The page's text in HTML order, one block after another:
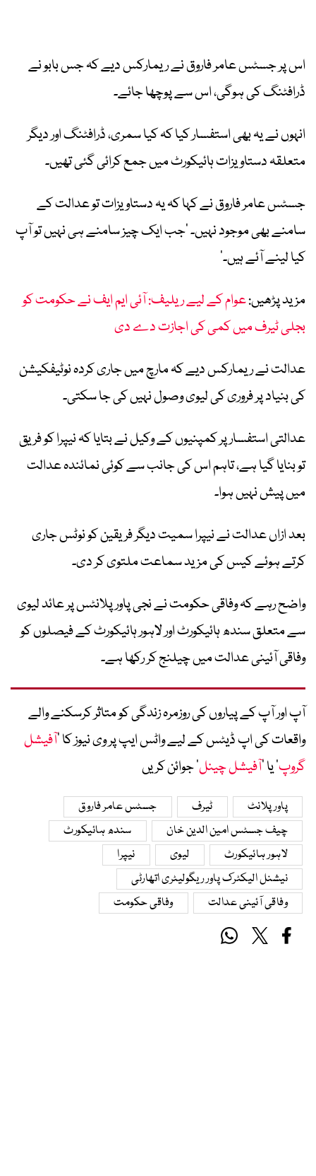
اس پر جسٹس عامر فاروق نے ریمارکس دیے کہ جس بابو نے
ڈرافٹنگ کی ہوگی، اس سے پوچھا جائے۔
انہوں نے یہ بھی استفسار کیا کہ کیا سمری، ڈرافٹنگ اور دیگر
متعلقہ دستاویزات ہائیکورٹ میں جمع کرائی گئی تھیں۔
جسٹس عامر فاروق نے کہا کہ یہ دستاویزات تو عدالت کے
سامنے بھی موجود نہیں۔ ’جب ایک چیز سامنے ہی نہیں تو آپ
کیا لینے آئے ہیں۔‘
مزید پڑھیں:عوام کے لیے ریلیف: آئی ایم ایف نے حکومت کو
بجلی ٹیرف میں کمی کی اجازت دے دی
عدالت نے ریمارکس دیے کہ مارچ میں جاری کردہ نوٹیفکیشن
کی بنیاد پر فروری کی لیوی وصول نہیں کی جا سکتی۔
عدالتی استفسار پر کمپنیوں کے وکیل نے بتایا کہ نیپرا کو فریق
تو بنایا گیا ہے، تاہم اس کی جانب سے کوئی نمائندہ عدالت
میں پیش نہیں ہوا۔
بعد ازاں عدالت نے نیپرا سمیت دیگر فریقین کو نوٹس جاری
کرتے ہوئے کیس کی مزید سماعت ملتوی کر دی۔
واضح رہے کہ وفاقی حکومت نے نجی پاور پلانٹس پر عائد لیوی
سے متعلق سندھ ہائیکورٹ اور لاہور ہائیکورٹ کے فیصلوں کو
وفاقی آئینی عدالت میں چیلنج کر رکھا ہے۔
آپ اور آپ کے پیاروں کی روزمرہ زندگی کو متاثر کرسکنے والے
واقعات کی اپ ڈیٹس کے لیے واٹس ایپ پر وی نیوز کا ’آفیشل
گروپ‘ یا ’آفیشل چینل‘ جوائن کریں
پاور پلانٹ ٹیرف
جسٹس عامر فاروق
چیف جسٹس امین الدین خان
سندھ ہائیکورٹ
لاہور ہائیکورٹ
لیوی
نیپرا
نیشنل الیکٹرک پاور ریگولیٹری اتھارٹی
وفاقی آئینی عدالت
وفاقی حکومت